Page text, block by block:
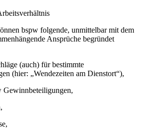
bspw folgende, unmittelbar mit dem
Ansprüche begründet
(auch) für bestimmte
(hier: „Wendezeiten am Dienstort“),
Gewinnbeteiligungen,